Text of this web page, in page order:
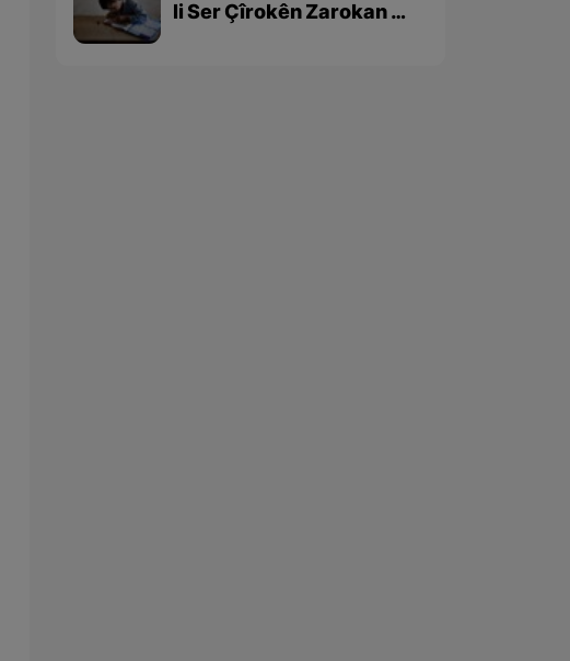
li Ser Çîrokên Zarokan –